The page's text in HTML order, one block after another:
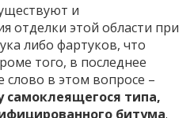
и
отделки этой области при
либо фартуков, что
того, в последнее
в этом вопросе –
самоклеящегося типа,
битума.